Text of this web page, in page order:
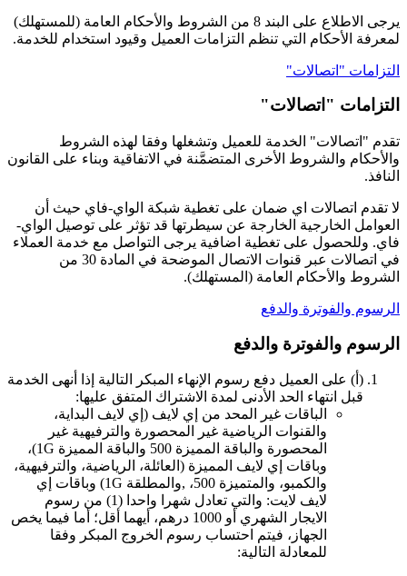
يرجى الاطلاع على البند 8 من الشروط والأحكام العامة (للمستهلك)
لمعرفة الأحكام التي تنظم التزامات العميل وقيود استخدام للخدمة.
التزامات "اتصالات"
التزامات "اتصالات"
تقدم "اتصالات" الخدمة للعميل وتشغلها وفقا لهذه الشروط
والأحكام والشروط الأخرى المتضمَّنة في الاتفاقية وبناء على القانون
النافذ.
لا تقدم اتصالات اي ضمان على تغطية شبكة الواي-فاي حيث أن
العوامل الخارجية الخارجة عن سيطرتها قد تؤثر على توصيل الواي-
فاي. وللحصول على تغطية اضافية يرجى التواصل مع خدمة العملاء
في اتصالات عبر قنوات الاتصال الموضحة في المادة 30 من
الشروط والأحكام العامة (المستهلك).
الرسوم والفوترة والدفع
الرسوم والفوترة والدفع
(أ‌) على العميل دفع رسوم الإنهاء المبكر التالية إذا أنهى الخدمة
قبل انتهاء الحد الأدنى لمدة الاشتراك المتفق عليها:
الباقات غير المحد من إي لايف (إي لايف البداية،
والقنوات الرياضية غير المحصورة والترفيهية غير
المحصورة والباقة المميزة 500 والباقة المميزة 1G)،
وباقات إي لايف المميزة (العائلة، الرياضية، والترفيهية،
والكمبو، والمتميزة 500، ,والمطلقة 1G) وباقات إي
لايف لايت: والتي تعادل شهرا واحدا (1) من رسوم
الايجار الشهري أو 1000 درهم، أيهما أقل؛ أما فيما يخص
الجهاز، فيتم احتساب رسوم الخروج المبكر وفقا
للمعادلة التالية: